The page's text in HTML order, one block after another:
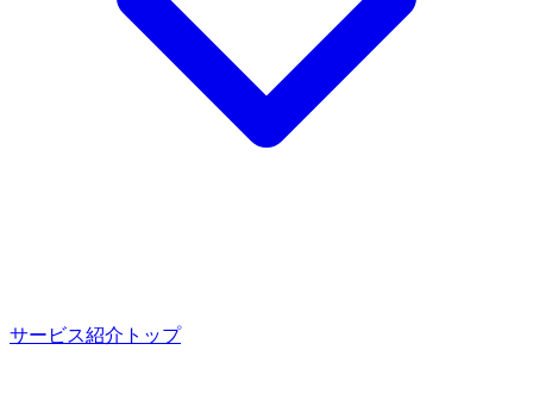
サービス紹介トップ